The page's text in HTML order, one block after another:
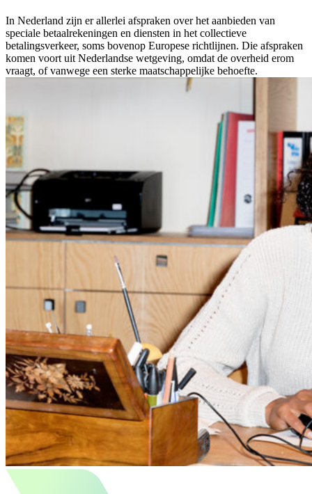
In Nederland zijn er allerlei afspraken over het aanbieden van
speciale betaalrekeningen en diensten in het collectieve
betalingsverkeer, soms bovenop Europese richtlijnen. Die afspraken
komen voort uit Nederlandse wetgeving, omdat de overheid erom
vraagt, of vanwege een sterke maatschappelijke behoefte.